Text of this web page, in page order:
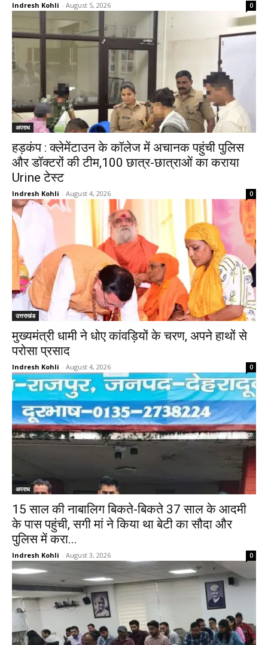
Indresh Kohli - August 5, 2026 0
अपराध
हड़कंप : क्लेमेंटाउन के कॉलेज में अचानक पहुंची पुलिस
और डॉक्टरों की टीम,100 छात्र-छात्राओं का कराया
Urine टेस्ट
Indresh Kohli - August 4, 2026 0
उत्तराखंड
मुख्यमंत्री धामी ने धोए कांवड़ियों के चरण, अपने हाथों से
परोसा प्रसाद
Indresh Kohli - August 4, 2026 0
अपराध
15 साल की नाबालिग बिकते-बिकते 37 साल के आदमी
के पास पहुंची, सगी मां ने किया था बेटी का सौदा और
पुलिस में करा...
Indresh Kohli - August 3, 2026 0